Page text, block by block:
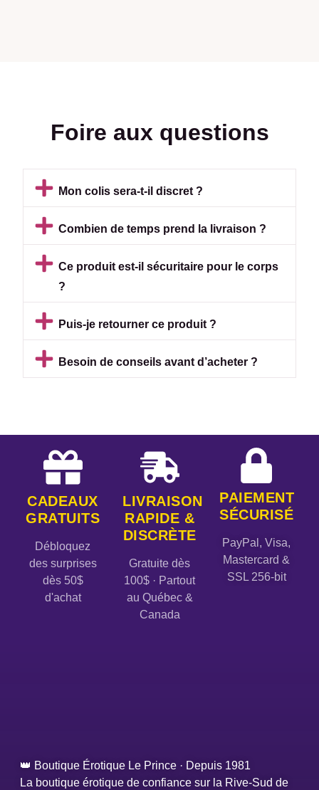
Foire aux questions
Mon colis sera-t-il discret ?
Combien de temps prend la livraison ?
Ce produit est-il sécuritaire pour le corps
?
Puis-je retourner ce produit ?
Besoin de conseils avant d’acheter ?
CADEAUX
GRATUITS
Débloquez
des surprises
dès 50$
d'achat
LIVRAISON
RAPIDE &
DISCRÈTE
Gratuite dès
100$ · Partout
au Québec &
Canada
PAIEMENT
SÉCURISÉ
PayPal, Visa,
Mastercard &
SSL 256-bit
👑 Boutique Érotique Le Prince · Depuis 1981
La boutique érotique de confiance sur la Rive-Sud de